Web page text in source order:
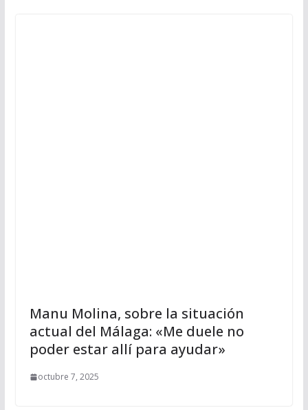
Manu Molina, sobre la situación
actual del Málaga: «Me duele no
poder estar allí para ayudar»
octubre 7, 2025